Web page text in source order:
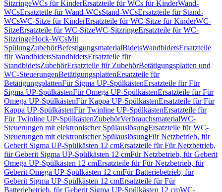
SitzringeWCs für KinderErsatzteile für WCs für KinderWand-
WCsErsatzteile für Wand-WCsStand-WCsErsatzteile für Stand-
WCsWC-Sitze für KinderErsatzteile für WC-Sitze für KinderWC-
SitzeErsatzteile für WC-SitzeWC-SitzringeErsatzteile für WC-
SitzringeHock-WCsMit
SpülungZubehörBefestigungsmaterialBidetsWandbidetsErsatzteile
für WandbidetsStandbidetsErsatzteile für
StandbidetsZubehörErsatzteile für ZubehörBetätigungsplatten und
WC-SteuerungenBetätigungsplattenErsatzteile für
BetätigungsplattenFür Sigma UP-SpülkästenErsatzteile für Für
Sigma UP-SpülkästenFür Omega UP-SpülkästenErsatzteile für Für
Omega UP-SpülkästenFür Kappa UP-SpülkästenErsatzteile für Für
Kappa UP-SpülkästenFür Twinline UP-SpülkästenErsatzteile für
Für Twinline UP-SpülkästenZubehörVerbrauchsmaterialWC-
Steuerungen mit elektronischer SpülauslösungErsatzteile für WC-
Steuerungen mit elektronischer SpülauslösungFür Netzbetrieb, für
Geberit Sigma UP-Spülkästen 12 cmErsatzteile für Für Netzbetrieb,
für Geberit Sigma UP-Spülkästen 12 cmFür Netzbetrieb, für Geberit
Omega UP-Spülkästen 12 cmErsatzteile für Für Netzbetrieb, für
Geberit Omega UP-Spülkästen 12 cmFür Batteriebetrieb, für
Geberit Sigma UP-Spülkästen 12 cmErsatzteile für Für
Batteriebetrieb, für Geberit Sigma UP-Spülkästen 12 cmWC-